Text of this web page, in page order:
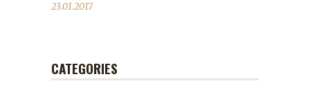
23.01.2017
CATEGORIES